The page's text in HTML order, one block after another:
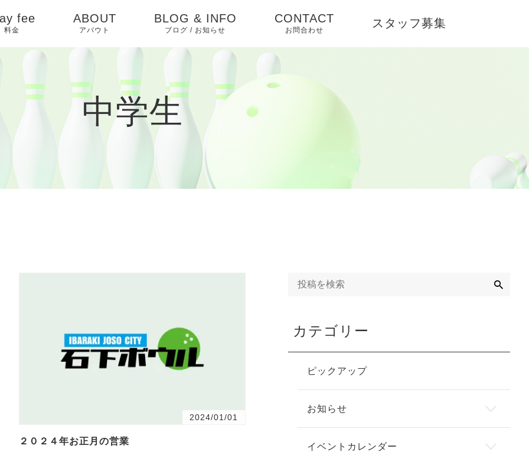
fee
料金
ABOUT
アバウト
BLOG & INFO
ブログ / お知らせ
お知らせ
ピックアップ
イベントカレンダー
CONTACT
お問合わせ
スタッフ募集
中学生
2024/01/01
２０２４年お正月の営業
カテゴリー
ピックアップ
お知らせ
イベントカレンダー